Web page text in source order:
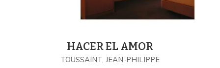
HACER EL AMOR
TOUSSAINT, JEAN-PHILIPPE